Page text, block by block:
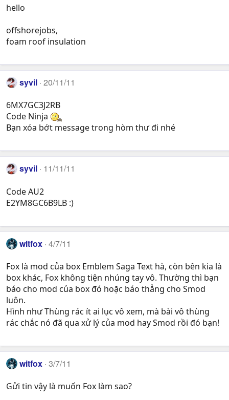
hello
offshorejobs,
foam roof insulation
syvil 20/11/11
6MX7GC3J2RB
Code Ninja
Bạn xóa bớt message trong hòm thư đi nhé
syvil 11/11/11
Code AU2
E2YM8GC6B9LB :)
witfox 4/7/11
Fox là mod của box Emblem Saga Text hà, còn bên kia là
box khác, Fox không tiện nhúng tay vô. Thường thì bạn
báo cho mod của box đó hoặc báo thẳng cho Smod
luôn.
Hình như Thùng rác ít ai lục vô xem, mà bài vô thùng
rác chắc nó đã qua xử lý của mod hay Smod rồi đó bạn!
witfox 3/7/11
Gửi tin vậy là muốn Fox làm sao?